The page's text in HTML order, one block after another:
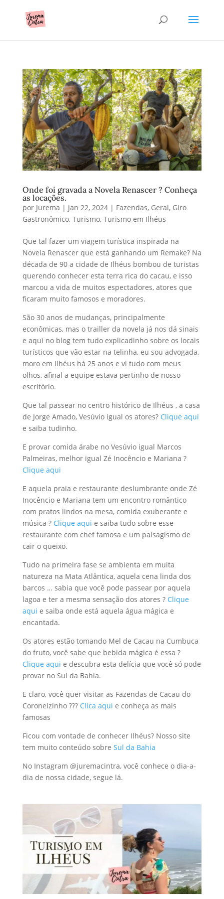
Onde foi gravada a Novela Renascer ? Conheça
as locações.
por Jurema | jan 22, 2024| Fazendas, Geral, Giro
Gastronômico, Turismo, Turismo em Ilhéus
Que tal fazer um viagem turística inspirada na
Novela Renascer que está ganhando um Remake? Na
década de 90 a cidade de Ilhéus bombou de turistas
querendo conhecer esta terra rica do cacau, e isso
marcou a vida de muitos espectadores, atores que
ficaram muito famosos e moradores.
São 30 anos de mudanças, principalmente
econômicas, mas o trailler da novela já nos dá sinais
e aqui no blog tem tudo explicadinho sobre os locais
turísticos que vão estar na telinha, eu sou advogada,
moro em Ilhéus há 25 anos e vi tudo com meus
olhos, afinal a equipe estava pertinho de nosso
escritório.
Que tal passear no centro histórico de Ilhéus , a casa
de Jorge Amado, Vesúvio igual os atores? Clique aqui
e saiba tudinho.
E provar comida árabe no Vesúvio igual Marcos
Palmeiras, melhor igual Zé Inocêncio e Mariana ?
Clique aqui
E aquela praia e restaurante deslumbrante onde Zé
Inocêncio e Mariana tem um encontro romântico
com pratos lindos na mesa, comida exuberante e
música ? Clique aqui e saiba tudo sobre esse
restaurante com chef famosa e um paisagismo de
cair o queixo.
Tudo na primeira fase se ambienta em muita
natureza na Mata Atlântica, aquela cena linda dos
barcos … sabia que você pode passear por aquela
lagoa e ter a mesma sensação dos atores ? Clique
aqui e saiba onde está aquela água mágica e
encantada.
Os atores estão tomando Mel de Cacau na Cumbuca
do fruto, você sabe que bebida mágica é essa ?
Clique aqui e descubra esta delícia que você só pode
provar no Sul da Bahia.
E claro, você quer visitar as Fazendas de Cacau do
Coronelzinho ??? Clica aqui e conheça as mais
famosas
Ficou com vontade de conhecer Ilhéus? Nosso site
tem muito conteúdo sobre Sul da Bahia
No Instagram @juremacintra, você conhece o dia-a-
dia de nossa cidade, segue lá.